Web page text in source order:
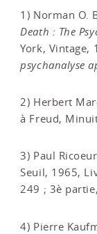
1) Norman O.
Death : The
York, Vintage,
psychanalyse
2) Herbert
à Freud,
3) Paul
Seuil, 1965,
249 ; 3è
4) Pierre